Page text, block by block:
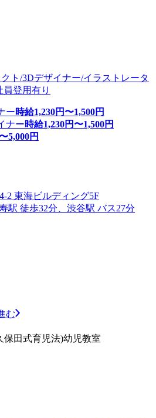
ト/3Dデザイナー/イラストレータ
登用有り
ー時給1,230円〜1,500円
ナー時給1,230円〜1,500円
5,000円
2 東海ビルディング5F
駅 徒歩32分、渋谷駅 バス27分
む
田式育児法)幼児教室